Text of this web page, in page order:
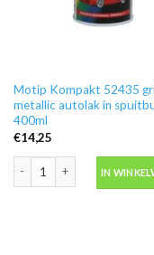
Motip Kompakt 52435
metallic autolak in
400ml
€14,25
IN